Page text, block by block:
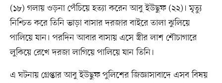
(১৮) গলায় ওড়না পেঁচিয়ে হত্যা করেন আবু ইউছুফ (২২)। মৃত্যু
নিশ্চিত করে তিনি ভাড়া বাসার দরজার বাইরে তালা ঝুলিয়ে
পালিয়ে যান। পরদিন আবার বাসায় এসে স্ত্রীর লাশ শৌচাগারে
লুকিয়ে রেখে দরজা লাগিয়ে পালিয়ে যান তিনি।
এ ঘটনায় গ্রেপ্তার আবু ইউছুফ পুলিশের জিজ্ঞাসাবাদে এসব বিষয়